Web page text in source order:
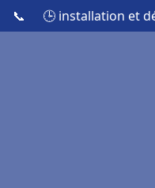
📞 🕒 installation et